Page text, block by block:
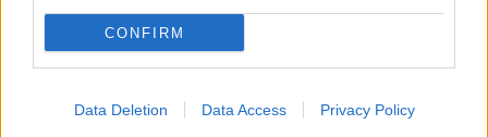
CONFIRM
Data Deletion Data Access Privacy Policy